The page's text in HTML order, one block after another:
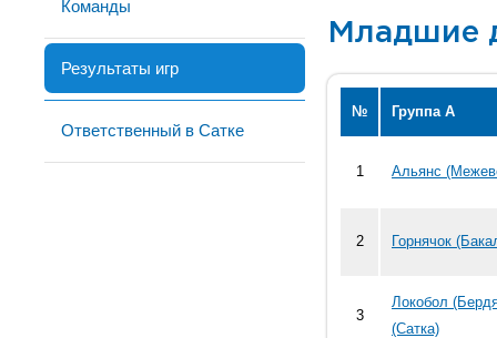
Команды
Результаты игр
Ответственный в Сатке
Младшие
№ Группа А
1 Альянс
2 Горнячок
3
Локобол
(Сатка)